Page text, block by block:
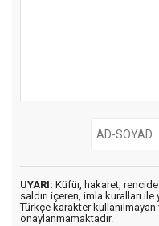
UYARI: Küfür, hakaret,
saldırı içeren, imla kuralları ile
Türkçe karakter
onaylanmamaktadır.